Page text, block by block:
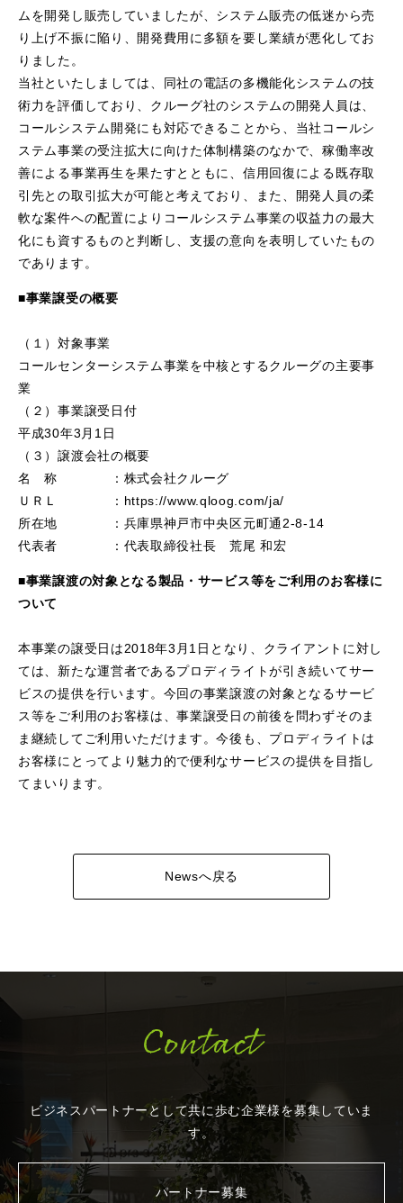
ムを開発し販売していましたが、システム販売の低迷から売
り上げ不振に陥り、開発費用に多額を要し業績が悪化してお
りました。
当社といたしましては、同社の電話の多機能化システムの技
術力を評価しており、クルーグ社のシステムの開発人員は、
コールシステム開発にも対応できることから、当社コールシ
ステム事業の受注拡大に向けた体制構築のなかで、稼働率改
善による事業再生を果たすとともに、信用回復による既存取
引先との取引拡大が可能と考えており、また、開発人員の柔
軟な案件への配置によりコールシステム事業の収益力の最大
化にも資するものと判断し、支援の意向を表明していたもの
であります。
■事業譲受の概要
（１）対象事業
コールセンターシステム事業を中核とするクルーグの主要事
業
（２）事業譲受日付
平成30年3月1日
（３）譲渡会社の概要
名 称 ：株式会社クルーグ
ＵＲＬ ：https://www.qloog.com/ja/
所在地 ：兵庫県神戸市中央区元町通2-8-14
代表者 ：代表取締役社長 荒尾 和宏
■事業譲渡の対象となる製品・サービス等をご利用のお客様に
ついて
本事業の譲受日は2018年3月1日となり、クライアントに対し
ては、新たな運営者であるプロディライトが引き続いてサー
ビスの提供を行います。今回の事業譲渡の対象となるサービ
ス等をご利用のお客様は、事業譲受日の前後を問わずそのま
ま継続してご利用いただけます。今後も、プロディライトは
お客様にとってより魅力的で便利なサービスの提供を目指し
てまいります。
Newsへ戻る
Contact
ビジネスパートナーとして共に歩む企業様を募集していま
す。
パートナー募集